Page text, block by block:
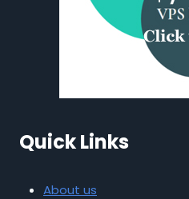
Quick Links
About us